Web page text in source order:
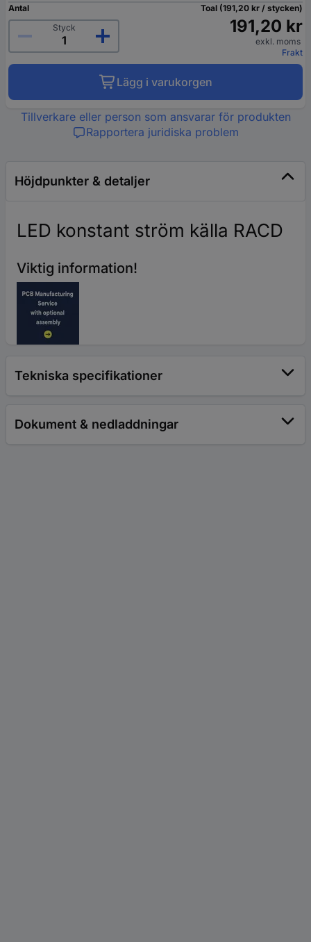
Antal
Styck
Toal (191,20 kr / stycken)
191,20 kr
exkl. moms
Frakt
Lägg i varukorgen
Tillverkare eller person som ansvarar för produkten
Rapportera juridiska problem
Höjdpunkter & detaljer
LED konstant ström källa RACD
Viktig information!
Tekniska specifikationer
Dokument & nedladdningar